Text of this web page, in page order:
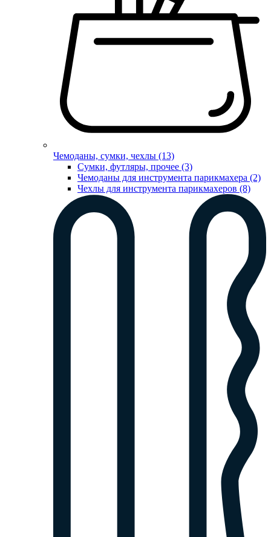
Чемоданы, сумки, чехлы (13)
Сумки, футляры, прочее (3)
Чемоданы для инструмента парикмахера (2)
Чехлы для инструмента парикмахеров (8)